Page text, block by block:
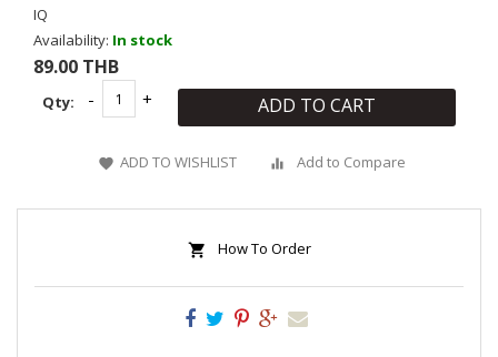
IQ
Availability: In stock
89.00 THB
Qty: ADD TO CART
ADD TO WISHLIST Add to Compare
How To Order